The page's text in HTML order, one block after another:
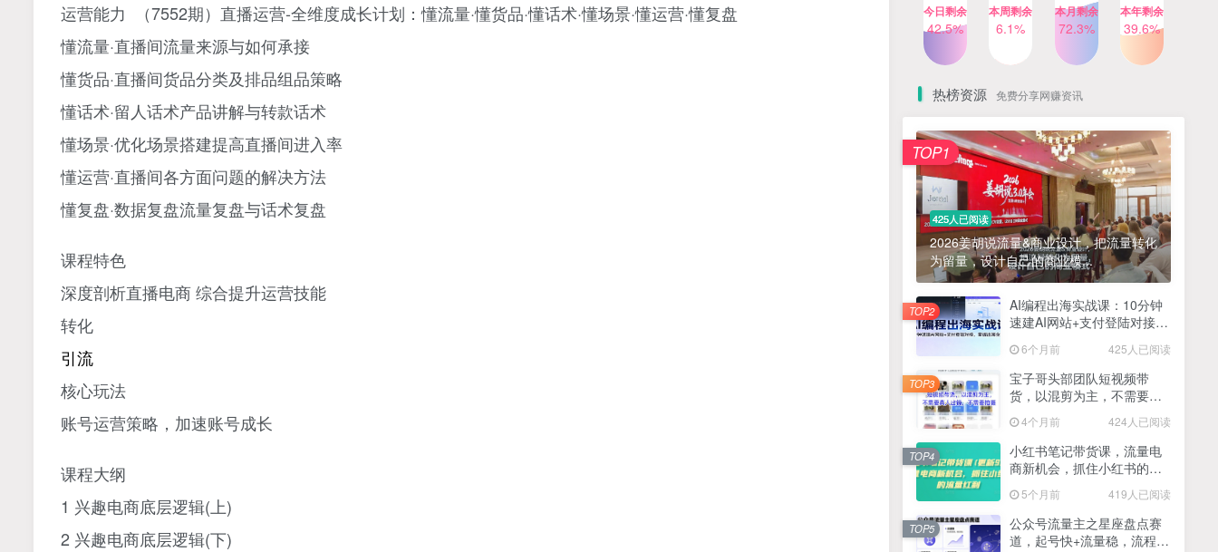
运营能力 （7552期）直播运营-全维度成长计划：懂流量·懂货品·懂话术·懂场景·懂运营·懂复盘
懂流量·直播间流量来源与如何承接
懂货品·直播间货品分类及排品组品策略
懂话术·留人话术产品讲解与转款话术
懂场景·优化场景搭建提高直播间进入率
懂运营·直播间各方面问题的解决方法
懂复盘·数据复盘流量复盘与话术复盘
课程特色
深度剖析直播电商 综合提升运营技能
转化
引流
核心玩法
账号运营策略，加速账号成长
课程大纲
1 兴趣电商底层逻辑(上)
2 兴趣电商底层逻辑(下)
AI商业编程智能体开发课：
掌握LangChain+LangGraph
构建多智能体协同架构的核
417人已阅读
TOP6
1 ? 零加盟费｜红颜搭全国城市代理商招募正式启动！
淘宝天猫盈利突破特训营25年12月线下课，系统性的深度剖析电商企业经营之道，打造电商标准化运营体系
3 抓亚马逊漏洞，免去店铺月租，一个流量大竞争小，让你有机会成大卖的赛道
2025最新零撸项目，一部手机就可以操作，20秒一单，零投入纯薅羊毛，无门槛，一天200+【揭秘】
5 线上陪伴项目玩法，聊聊天就有收益的项目，一个月收益5000+
6 全网首发！答案之书网页版，全新玩法，搭配文档和网页，日入1k+零门槛小白首选副业
7 25年7月小红书女粉新玩法，公域转私域变现，日轻松变现2张+，5分钟简单复制好上手
8 情趣内衣暴利玩法，冷门赛道，日入1k+
9 在家就能做的项目，一天轻松300+，操作简单上手快
10 2025年百家号AI图文掘金，手机操作单号月入4-5位数，低门槛【附指令+工具】
抖音情感文案项目玩法，单月涨粉3000+，新手小白也能做
今日剩余
42.5%
本周剩余
6.1%
本月剩余
72.3%
本年剩余
39.6%
热榜资源 免费分享网赚资讯
425人已阅读
2026姜胡说流量&商业设计，把流量转化
为留量，设计自己的商业模...
TOP1
AI编程出海实战课：10分钟
速建AI网站+支付登陆对接，
6个月前 425人已阅读
TOP2
宝子哥头部团队短视频带
货，以混剪为主，不需要真
26年3月】
4个月前 424人已阅读
TOP3
小红书笔记带货课，流量电
商新机会，抓住小红书的流
5个月前 419人已阅读
TOP4
公众号流量主之星座盘点赛
道，起号快+流量稳，流程简
TOP5